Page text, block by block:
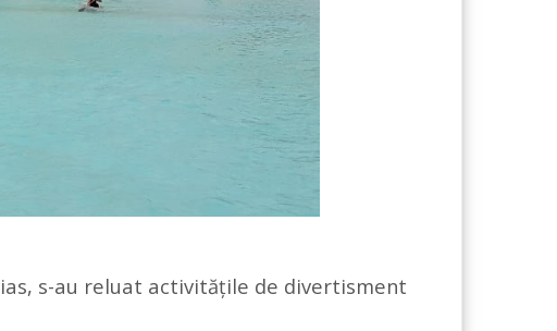
s-au reluat activitățile de divertisment